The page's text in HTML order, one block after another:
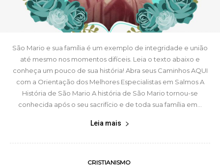
São Mario e sua família é um exemplo de integridade e união
até mesmo nos momentos difíceis. Leia o texto abaixo e
conheça um pouco de sua história! Abra seus Caminhos AQUI
com a Orientação dos Melhores Especialistas em Salmos A
História de São Mario A história de São Mario tornou-se
conhecida após o seu sacrifício e de toda sua família em...
Leia mais
CRISTIANISMO